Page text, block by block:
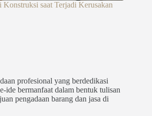
saat Terjadi Kerusakan
profesional yang berdedikasi
ide bermanfaat dalam bentuk tulisan
pengadaan barang dan jasa di